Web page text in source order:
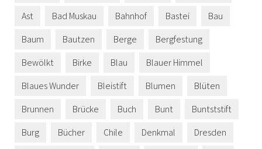
Ast
Bad Muskau Bahnhof Bastei
Bau
Baum
Bautzen Berge
Bergfestung
Bewölkt
Birke Blau
Blauer Himmel
Blaues Wunder
Bleistift Blumen
Blüten
Brunnen
Brücke Buch Bunt
Buntststift
Burg
Bücher Chile Denkmal
Dresden